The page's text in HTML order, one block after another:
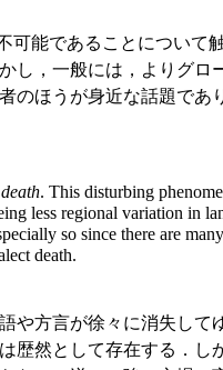
能であることについて
し，一般には，よりグロ
のほうが身近な話題であ
. This disturbing
less regional variation in
so since there are
death.
方言が徐々に消失して
歴然として存在する．し